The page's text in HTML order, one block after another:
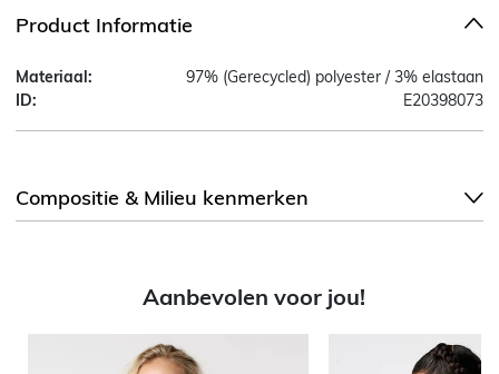
Product Informatie
Materiaal:
97% (Gerecycled) polyester / 3% elastaan
ID:
E20398073
Compositie & Milieu kenmerken
Aanbevolen voor jou!